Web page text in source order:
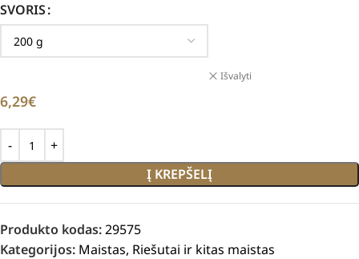
SVORIS
Išvalyti
6,29€
Į KREPŠELĮ
Produkto kodas:29575
Kategorijos: Maistas, Riešutai ir kitas maistas